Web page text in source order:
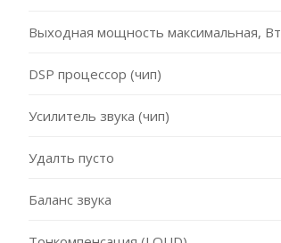
Выходная мощность максимальная, Вт
DSP процессор (чип)
Усилитель звука (чип)
Удалть пусто
Баланс звука